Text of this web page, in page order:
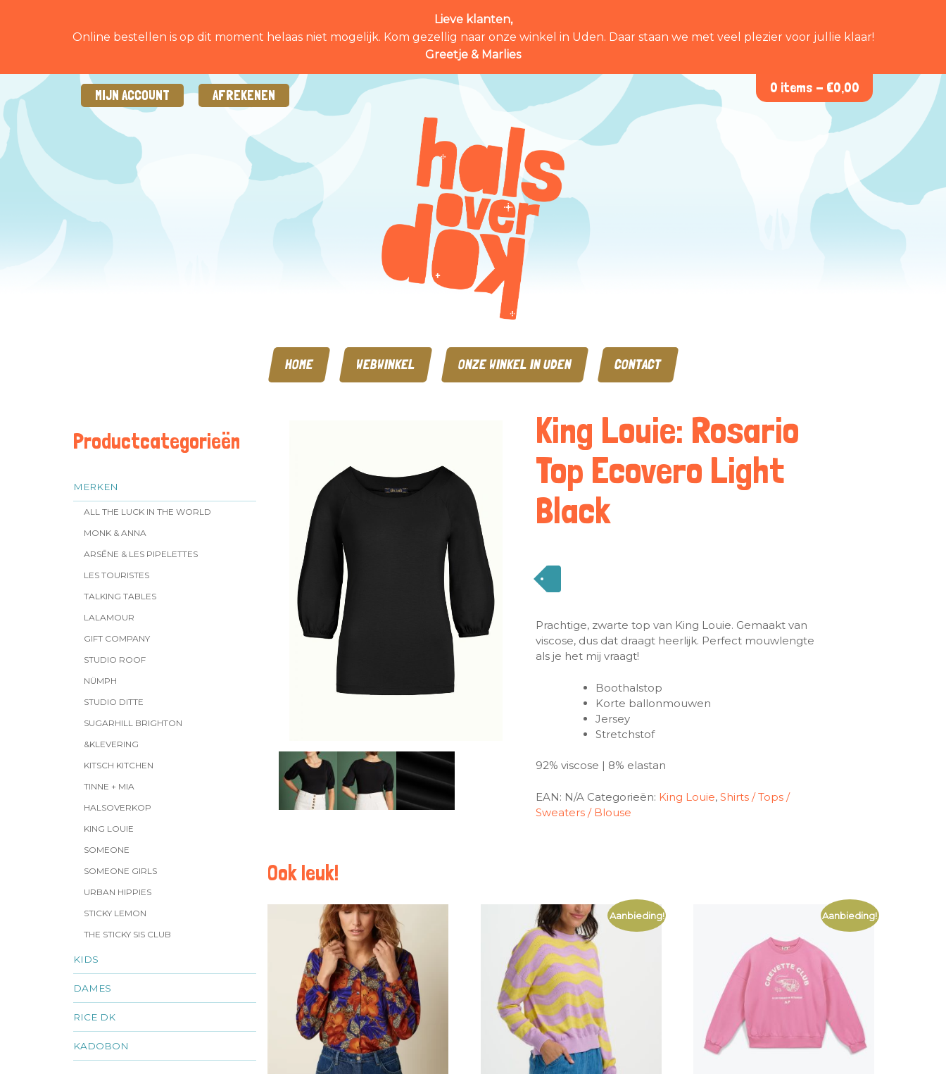
Lieve klanten,
Online bestellen is op dit moment helaas niet mogelijk. Kom gezellig naar onze winkel in Uden. Daar staan we met veel plezier voor jullie klaar!
Greetje & Marlies
MIJN ACCOUNT AFREKENEN 0 items - €0,00
HOME WEBWINKEL ONZE WINKEL IN UDEN CONTACT
Productcategorieën
MERKEN
ALL THE LUCK IN THE WORLD
MONK & ANNA
ARSĒNE & LES PIPELETTES
LES TOURISTES
TALKING TABLES
LALAMOUR
GIFT COMPANY
STUDIO ROOF
NÜMPH
STUDIO DITTE
SUGARHILL BRIGHTON
&KLEVERING
KITSCH KITCHEN
TINNE + MIA
HALSOVERKOP
KING LOUIE
SOMEONE
SOMEONE GIRLS
URBAN HIPPIES
STICKY LEMON
THE STICKY SIS CLUB
KIDS
DAMES
RICE DK
KADOBON
King Louie: Rosario
Top Ecovero Light
Black
Prachtige, zwarte top van King Louie. Gemaakt van
viscose, dus dat draagt heerlijk. Perfect mouwlengte
als je het mij vraagt!
Boothalstop
Korte ballonmouwen
Jersey
Stretchstof
92% viscose | 8% elastan
EAN: N/A Categorieën: King Louie, Shirts / Tops /
Sweaters / Blouse
Ook leuk!
Aanbieding! Aanbieding!